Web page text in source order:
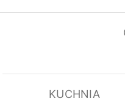
KUCHNIA